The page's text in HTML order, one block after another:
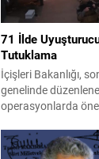
71 İlde
Tutuklama
İçişleri Bakanlığı,
genelinde
operasyonlarda
madde ele
alındı. Emniyet